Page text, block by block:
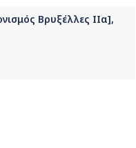
Βρυξέλλες ΙΙα],